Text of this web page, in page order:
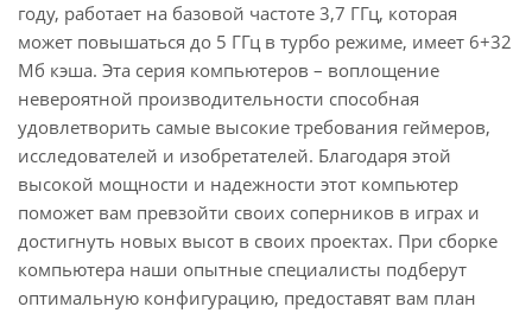
году, работает на базовой частоте 3,7 ГГц, которая
может повышаться до 5 ГГц в турбо режиме, имеет 6+32
Мб кэша. Эта серия компьютеров – воплощение
невероятной производительности способная
удовлетворить самые высокие требования геймеров,
исследователей и изобретателей. Благодаря этой
высокой мощности и надежности этот компьютер
поможет вам превзойти своих соперников в играх и
достигнуть новых высот в своих проектах. При сборке
компьютера наши опытные специалисты подберут
оптимальную конфигурацию, предоставят вам план